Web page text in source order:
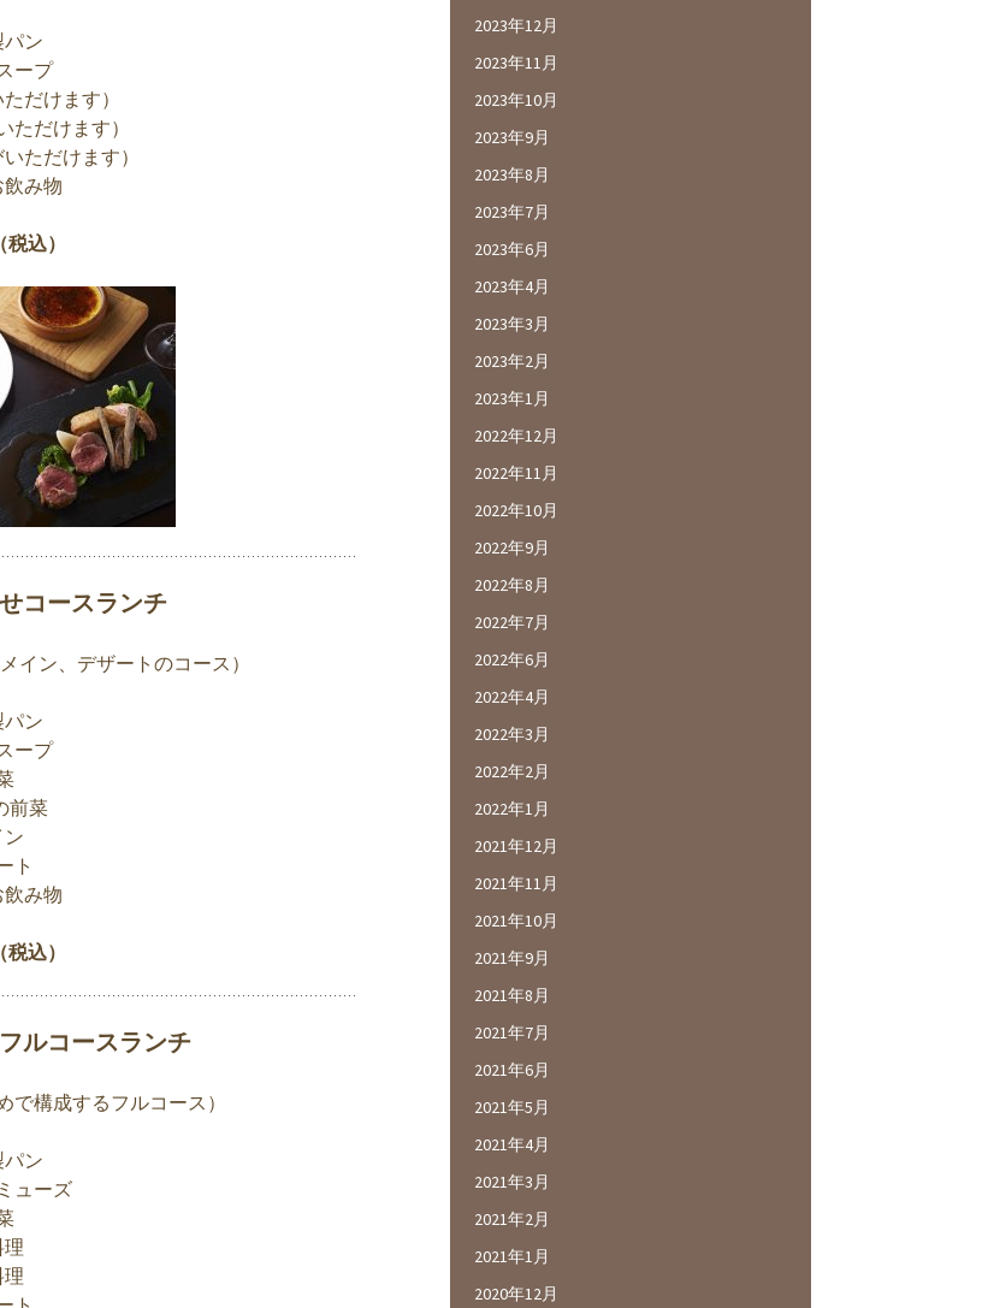
パン
ープ
だけます）
ただけます）
ただけます）
み物
込）
コースランチ
イン、デザートのコース）
パン
ープ
前菜
ン
ト
み物
込）
ルコースランチ
で構成するフルコース）
パン
ューズ
理
2023年12月
2023年11月
2023年10月
2023年9月
2023年8月
2023年7月
2023年6月
2023年4月
2023年3月
2023年2月
2023年1月
2022年12月
2022年11月
2022年10月
2022年9月
2022年8月
2022年7月
2022年6月
2022年4月
2022年3月
2022年2月
2022年1月
2021年12月
2021年11月
2021年10月
2021年9月
2021年8月
2021年7月
2021年6月
2021年5月
2021年4月
2021年3月
2021年2月
2021年1月
2020年12月